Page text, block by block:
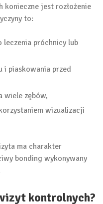
jest rozłożenie
to:
leczenia próchnicy lub
i piaskowania przed
wiele zębów,
wizualizacji
ma charakter
bonding wykonywany
kontrolnych?